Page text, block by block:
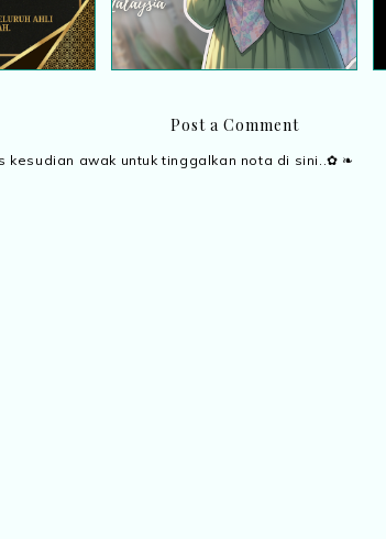
Post a Comment
kesudian awak untuk tinggalkan nota di sini..✿ ❧